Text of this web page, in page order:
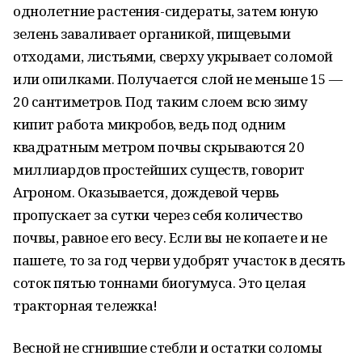
однолетние растения-сидераты, затем юную
зелень заваливает органикой, пищевыми
отходами, листьями, сверху укрывает соломой
или опилками. Получается слой не меньше 15 —
20 сантиметров. Под таким слоем всю зиму
кипит работа микробов, ведь под одним
квадратным метром почвы скрываются 20
миллиардов простейших существ, говорит
Агроном. Оказывается, дождевой червь
пропускает за сутки через себя количество
почвы, равное его весу. Если вы не копаете и не
пашете, то за год черви удобрят участок в десять
соток пятью тоннами биогумуса. Это целая
тракторная тележка!
Весной не сгнившие стебли и остатки соломы